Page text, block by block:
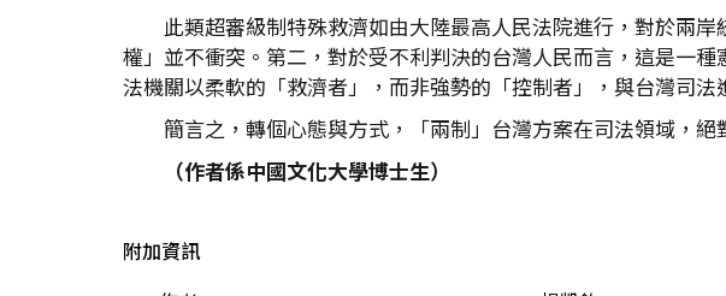
此類超審級制特殊救濟如由大陸最高人民法院進行，對於兩
權」並不衝突。第二，對於受不利判決的台灣人民而言，這是一
法機關以柔軟的「救濟者」，而非強勢的「控制者」，與台灣司
簡言之，轉個心態與方式，「兩制」台灣方案在司法領域，
（作者係中國文化大學博士生）
附加資訊